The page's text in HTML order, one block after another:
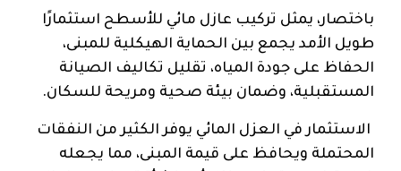
باختصار، يمثل تركيب عازل مائي للأسطح استثمارًا
طويل الأمد يجمع بين الحماية الهيكلية للمبنى،
الحفاظ على جودة المياه، تقليل تكاليف الصيانة
المستقبلية، وضمان بيئة صحية ومريحة للسكان.
الاستثمار في العزل المائي يوفر الكثير من النفقات
المحتملة ويحافظ على قيمة المبنى، مما يجعله